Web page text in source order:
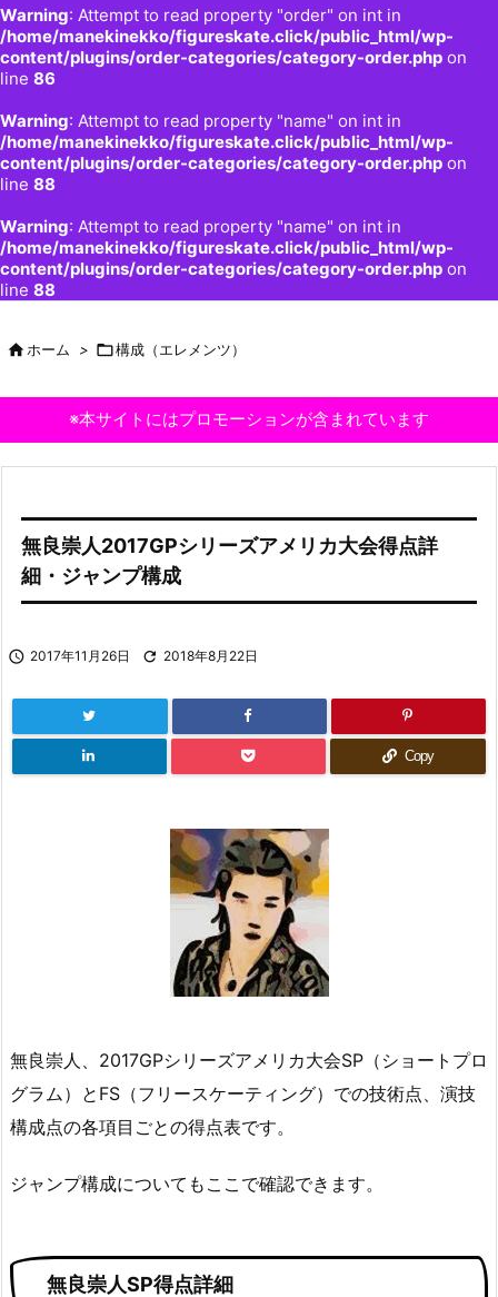
Warning: Attempt to read property "order" on int in
/home/manekinekko/figureskate.click/public_html/wp-
content/plugins/order-categories/category-order.php on
line 86
Warning: Attempt to read property "name" on int in
/home/manekinekko/figureskate.click/public_html/wp-
content/plugins/order-categories/category-order.php on
line 88
Warning: Attempt to read property "name" on int in
/home/manekinekko/figureskate.click/public_html/wp-
content/plugins/order-categories/category-order.php on
line 88
ホーム > 構成（エレメンツ）
※本サイトにはプロモーションが含まれています
無良崇人2017GPシリーズアメリカ大会得点詳
細・ジャンプ構成
 2017年11月26日  2018年8月22日
Copy
無良崇人、2017GPシリーズアメリカ大会SP（ショートプロ
グラム）とFS（フリースケーティング）での技術点、演技
構成点の各項目ごとの得点表です。
ジャンプ構成についてもここで確認できます。
無良崇人SP得点詳細